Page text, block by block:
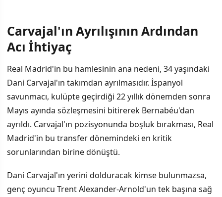
İÇINDEKILER
Dumfries Neden Uygun Seçim?
Serbest Kalma Maddesi: Pazarlığa Gerek Yok
İddialar: Başkanlık Seçiminin Ardından Duyurulacak
Gözler Artık Merkez Savunmada
Carvajal'ın Ayrılışının Ardından
Acı İhtiyaç
Real Madrid'in bu hamlesinin ana nedeni, 34 yaşındaki
Dani Carvajal'ın takımdan ayrılmasıdır. İspanyol
savunmacı, kulüpte geçirdiği 22 yıllık dönemden sonra
Mayıs ayında sözleşmesini bitirerek Bernabéu'dan
ayrıldı. Carvajal'ın pozisyonunda boşluk bırakması, Real
Madrid'in bu transfer dönemindeki en kritik
sorunlarından birine dönüştü.
Dani Carvajal'ın yerini dolduracak kimse bulunmazsa,
genç oyuncu Trent Alexander-Arnold'un tek başına sağ